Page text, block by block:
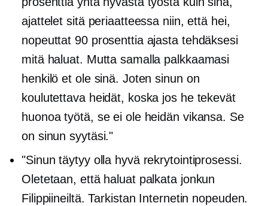
ajattelet sitä periaatteessa niin, että hei,
nopeuttat 90 prosenttia ajasta tehdäksesi
mitä haluat. Mutta samalla palkkaamasi
henkilö et ole sinä. Joten sinun on
koulutettava heidät, koska jos he tekevät
huonoa työtä, se ei ole heidän vikansa. Se
on sinun syytäsi."
"Sinun täytyy olla hyvä rekrytointiprosessi.
Oletetaan, että haluat palkata jonkun
Filippiineiltä. Tarkistan Internetin nopeuden.